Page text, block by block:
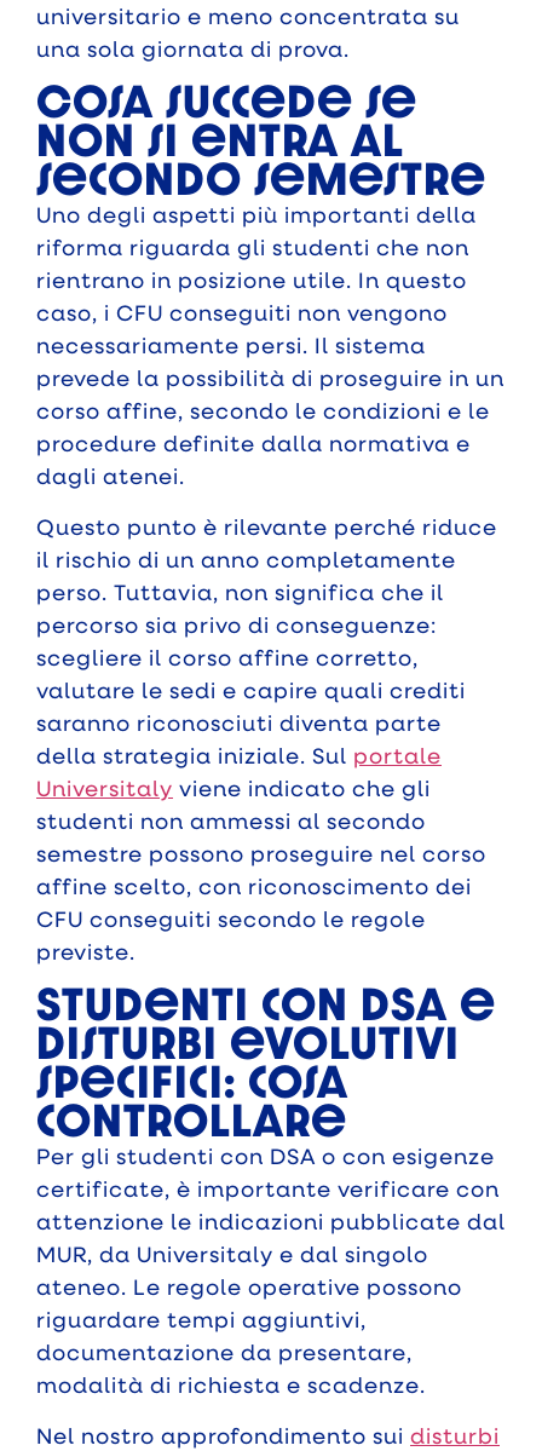
universitario e meno concentrata su
una sola giornata di prova.
Cosa succede se
non si entra al
secondo semestre
Uno degli aspetti più importanti della
riforma riguarda gli studenti che non
rientrano in posizione utile. In questo
caso, i CFU conseguiti non vengono
necessariamente persi. Il sistema
prevede la possibilità di proseguire in un
corso affine, secondo le condizioni e le
procedure definite dalla normativa e
dagli atenei.
Questo punto è rilevante perché riduce
il rischio di un anno completamente
perso. Tuttavia, non significa che il
percorso sia privo di conseguenze:
scegliere il corso affine corretto,
valutare le sedi e capire quali crediti
saranno riconosciuti diventa parte
della strategia iniziale. Sul portale
Universitaly viene indicato che gli
studenti non ammessi al secondo
semestre possono proseguire nel corso
affine scelto, con riconoscimento dei
CFU conseguiti secondo le regole
previste.
Studenti con DSA e
disturbi evolutivi
specifici: cosa
controllare
Per gli studenti con DSA o con esigenze
certificate, è importante verificare con
attenzione le indicazioni pubblicate dal
MUR, da Universitaly e dal singolo
ateneo. Le regole operative possono
riguardare tempi aggiuntivi,
documentazione da presentare,
modalità di richiesta e scadenze.
Nel nostro approfondimento sui disturbi